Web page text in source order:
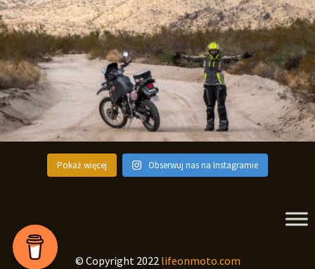
Pokaż więcej Obserwuj nas na Instagramie
© Copyright 2022 lifeonmoto.com